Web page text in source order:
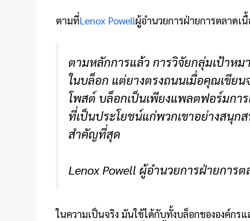
ตามที่Lenox Powellผู้อำนวยการฝ่ายการตลาดเ
ตามหลักการแล้ว การวิจัยกลุ่มเป้าห
ในบล็อก แต่ยางตรงถนนเมื่อคุณเขีย
โพสต์ บล็อกเป็นเพียงแพลตฟอร์มกา
ที่เป็นประโยชน์แก่พวกเขาอย่างสนุก
สำคัญที่สุด
Lenox Powell ผู้อำนวยการฝ่ายการ
ในความเป็นจริง มันใช้ได้กับทั้งบล็อกขององค์ก